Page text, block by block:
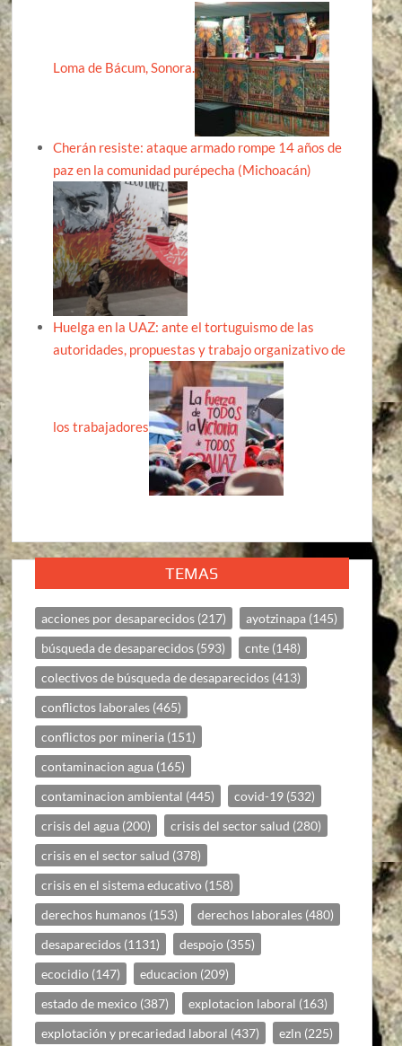
Loma de Bácum, Sonora.
Cherán resiste: ataque armado rompe 14 años de
paz en la comunidad purépecha (Michoacán)
Huelga en la UAZ: ante el tortuguismo de las
autoridades, propuestas y trabajo organizativo de
los trabajadores
TEMAS
acciones por desaparecidos (217) ayotzinapa (145)
búsqueda de desaparecidos (593) cnte (148)
colectivos de búsqueda de desaparecidos (413)
conflictos laborales (465)
conflictos por mineria (151)
contaminacion agua (165)
contaminacion ambiental (445) covid-19 (532)
crisis del agua (200) crisis del sector salud (280)
crisis en el sector salud (378)
crisis en el sistema educativo (158)
derechos humanos (153) derechos laborales (480)
desaparecidos (1131) despojo (355)
ecocidio (147) educacion (209)
estado de mexico (387) explotacion laboral (163)
explotación y precariedad laboral (437) ezln (225)